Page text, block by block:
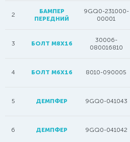
2
БАМПЕР
ПЕРЕДНИЙ
9GQ0-231000-
00001
3 БОЛТ M8X16
30006-
080016810
4 БОЛТ M6X16 8010-090005
5 ДЕМПФЕР 9GQ0-041043
6 ДЕМПФЕР 9GQ0-041042